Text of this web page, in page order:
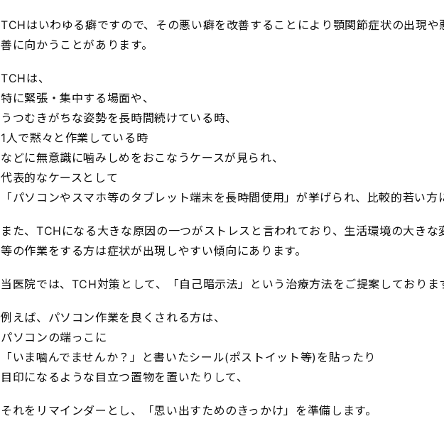
TCHはいわゆる癖ですので、その悪い癖を改善することにより顎関節症状の出現
善に向かうことがあります。
TCHは、
特に緊張・集中する場面や、
うつむきがちな姿勢を長時間続けている時、
1人で黙々と作業している時
などに無意識に噛みしめをおこなうケースが見られ、
代表的なケースとして
「パソコンやスマホ等のタブレット端末を長時間使用」が挙げられ、比較的若い方
また、TCHになる大きな原因の一つがストレスと言われており、生活環境の大き
等の作業をする方は症状が出現しやすい傾向にあります。
当医院では、TCH対策として、「自己暗示法」という治療方法をご提案しておりま
例えば、パソコン作業を良くされる方は、
パソコンの端っこに
「いま噛んでませんか？」と書いたシール(ポストイット等)を貼ったり
目印になるような目立つ置物を置いたりして、
それをリマインダーとし、「思い出すためのきっかけ」を準備します。